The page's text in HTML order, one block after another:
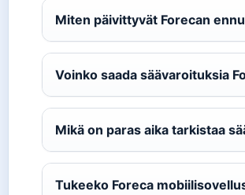
Miten päivittyvät Forecan
Voinko saada säävaroituksia
Mikä on paras aika tarkistaa
Tukeeko Foreca